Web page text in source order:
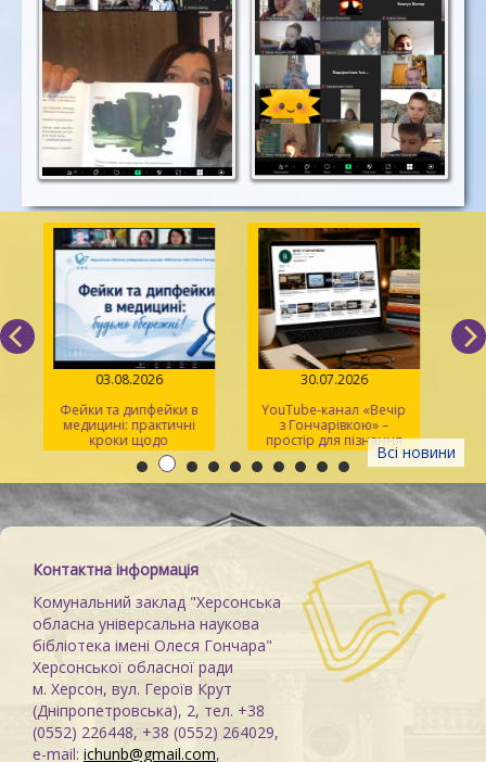
Всі новини
03.08.2026
Фейки та дипфейки в
медицині: практичні
кроки щодо
розпізнавання
30.07.2026
YouTube-канал «Вечір
з Гончарівкою» –
простір для пізнання
та натхнення
Контактна інформація
Комунальний заклад "Херсонська
обласна універсальна наукова
бібліотека імені Олеся Гончара"
Херсонської обласної ради
м. Херсон, вул. Героїв Крут
(Дніпропетровська), 2, тел. +38
(0552) 226448, +38 (0552) 264029,
e-mail: ichunb@gmail.com,